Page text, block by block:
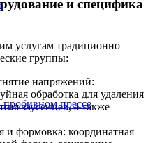
пробивном прессе
и специфика
услугам традиционно
группы:
напряжений:
обработка для удаления
заусенцев, а также
и формовка: координатная